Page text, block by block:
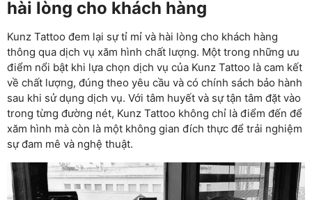
hài lòng cho khách hàng
Kunz Tattoo đem lại sự tỉ mỉ và hài lòng cho khách hàng
thông qua dịch vụ xăm hình chất lượng. Một trong những ưu
điểm nổi bật khi lựa chọn dịch vụ của Kunz Tattoo là cam kết
về chất lượng, đúng theo yêu cầu và có chính sách bảo hành
sau khi sử dụng dịch vụ. Với tâm huyết và sự tận tâm đặt vào
trong từng đường nét, Kunz Tattoo không chỉ là điểm đến để
xăm hình mà còn là một không gian đích thực để trải nghiệm
sự đam mê và nghệ thuật.